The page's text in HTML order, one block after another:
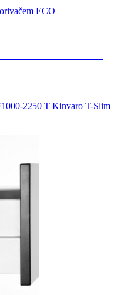
ECO
2250 T Kinvaro T-Slim